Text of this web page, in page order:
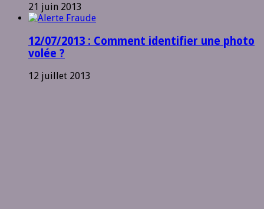
21 juin 2013
12/07/2013 : Comment identifier une photo
volée ?
12 juillet 2013